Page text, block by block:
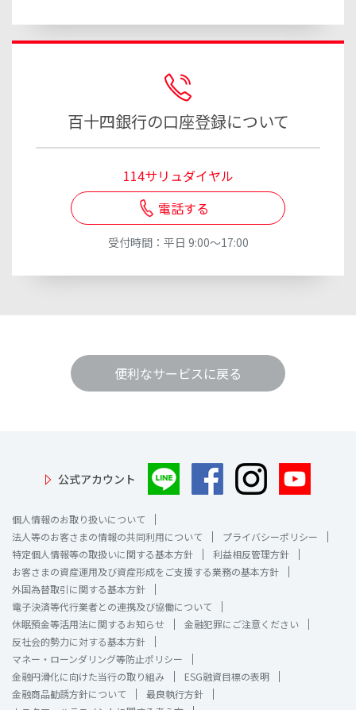
百十四銀行の口座登録について
114サリュダイヤル
電話する
受付時間：平日 9:00～17:00
便利なサービスに戻る
公式アカウント
個人情報のお取り扱いについて
法人等のお客さまの情報の共同利用について
プライバシーポリシー
特定個人情報等の取扱いに関する基本方針
利益相反管理方針
お客さまの資産運用及び資産形成をご支援する業務の基本方針
外国為替取引に関する基本方針
電子決済等代行業者との連携及び協働について
休眠預金等活用法に関するお知らせ
金融犯罪にご注意ください
反社会的勢力に対する基本方針
マネー・ローンダリング等防止ポリシー
金融円滑化に向けた当行の取り組み
ESG融資目標の表明
金融商品勧誘方針について
最良執行方針